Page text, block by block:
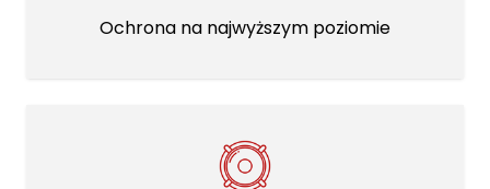
Ochrona na najwyższym poziomie